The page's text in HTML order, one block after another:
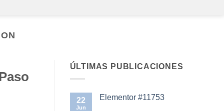
ÚLTIMAS PUBLICACIONES
22
Jun
Elementor #11753